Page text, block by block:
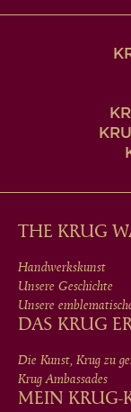
MAIN
MEN
IN
THE KRUG
Handwerkskunst
Unsere Geschichte
Unsere
DAS KRUG
Die Kunst, Krug zu
Krug Ambassades
MEIN KRUG-